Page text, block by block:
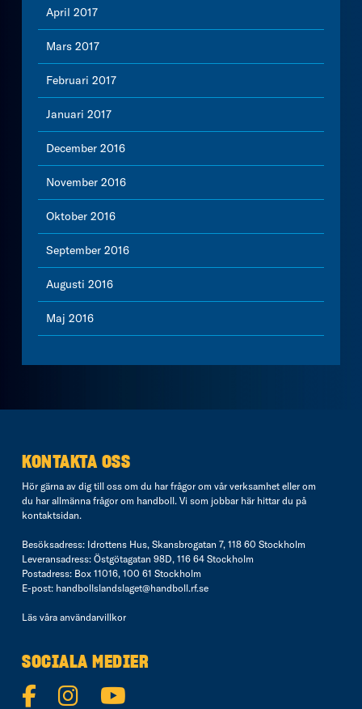
April 2017
Mars 2017
Februari 2017
Januari 2017
December 2016
November 2016
Oktober 2016
September 2016
Augusti 2016
Maj 2016
KONTAKTA OSS
Hör gärna av dig till oss om du har frågor om vår verksamhet eller om
du har allmänna frågor om handboll. Vi som jobbar här hittar du på
kontaktsidan.
Besöksadress: Idrottens Hus, Skansbrogatan 7, 118 60 Stockholm
Leveransadress: Östgötagatan 98D, 116 64 Stockholm
Postadress: Box 11016, 100 61 Stockholm
E-post: handbollslandslaget@handboll.rf.se
Läs våra användarvillkor
SOCIALA MEDIER